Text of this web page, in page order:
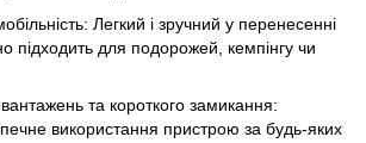
Легкий і зручний у перенесенні
підходить для подорожей, кемпінгу чи
та короткого замикання:
використання пристрою за будь-яких